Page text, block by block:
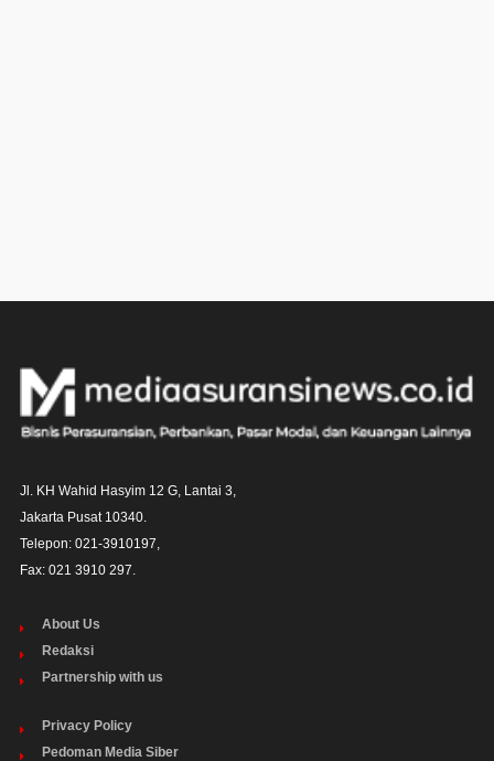
Jl. KH Wahid Hasyim 12 G, Lantai 3,
Jakarta Pusat 10340.
Telepon: 021-3910197,
Fax: 021 3910 297.
About Us
Redaksi
Partnership with us
Privacy Policy
Pedoman Media Siber